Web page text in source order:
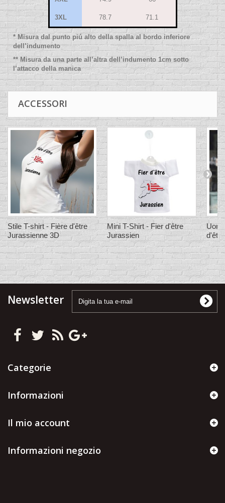
3XL 78.7 71.1
* Misura dal punto piú alto della spalla al bordo inferiore
dell’indumento
** Misura da una parte all’altra dell’indumento 1cm sotto
l’attacco della manica
ACCESSORI
Stile T-shirt - Fière d'être
Jurassienne 3D
Mini T-Shirt - Fier d'être
Jurassien
Newsletter
Categorie
Informazioni
Il mio account
Informazioni negozio